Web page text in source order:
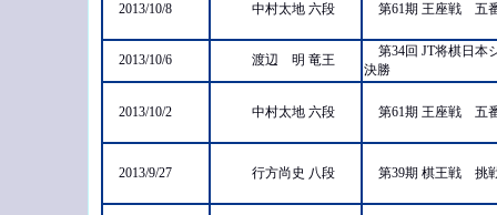
2013/10/8 中村太地 六段 第61期 王座戦 五
2013/10/6 渡辺 明 竜王
第34回 JT将棋日
決勝
2013/10/2 中村太地 六段 第61期 王座戦 五
2013/9/27 行方尚史 八段 第39期 棋王戦 挑